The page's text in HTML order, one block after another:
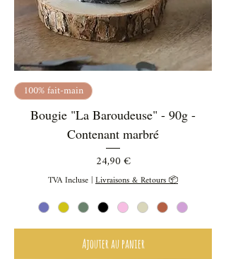
100% fait-main
Bougie "La Baroudeuse" - 90g -
Contenant marbré
Prix
24,90 €
TVA Incluse|Livraisons & Retours 📦
Ajouter au panier